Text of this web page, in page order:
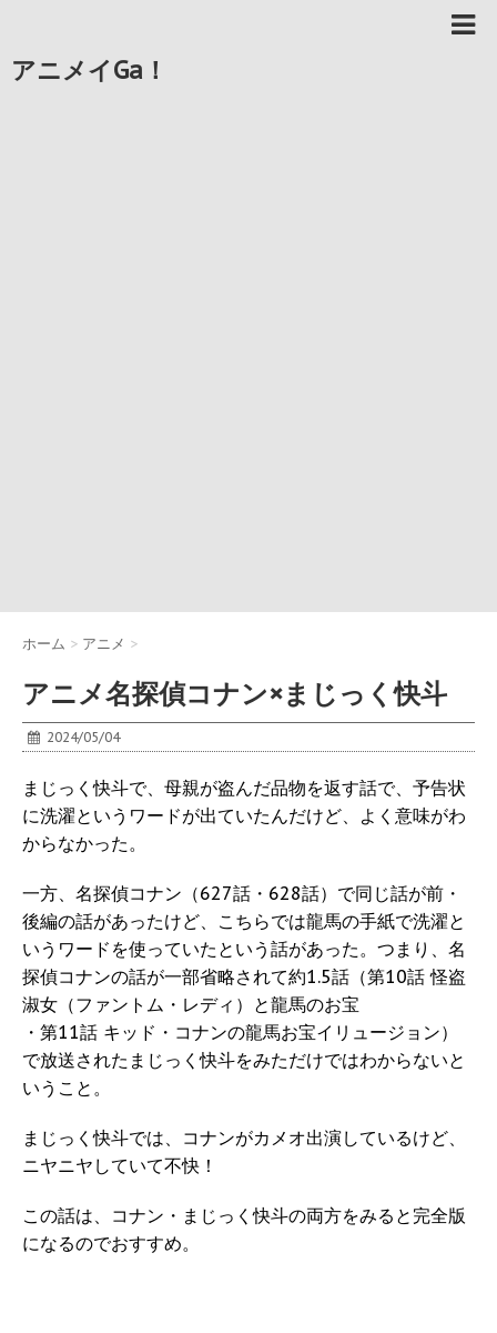
アニメイGa！
ホーム > アニメ >
アニメ名探偵コナン×まじっく快斗
2024/05/04
まじっく快斗で、母親が盗んだ品物を返す話で、予告状
に洗濯というワードが出ていたんだけど、よく意味がわ
からなかった。
一方、名探偵コナン（627話・628話）で同じ話が前・
後編の話があったけど、こちらでは龍馬の手紙で洗濯と
いうワードを使っていたという話があった。つまり、名
探偵コナンの話が一部省略されて約1.5話（第10話 怪盗
淑女（ファントム・レディ）と龍馬のお宝
・第11話 キッド・コナンの龍馬お宝イリュージョン）
で放送されたまじっく快斗をみただけではわからないと
いうこと。
まじっく快斗では、コナンがカメオ出演しているけど、
ニヤニヤしていて不快！
この話は、コナン・まじっく快斗の両方をみると完全版
になるのでおすすめ。